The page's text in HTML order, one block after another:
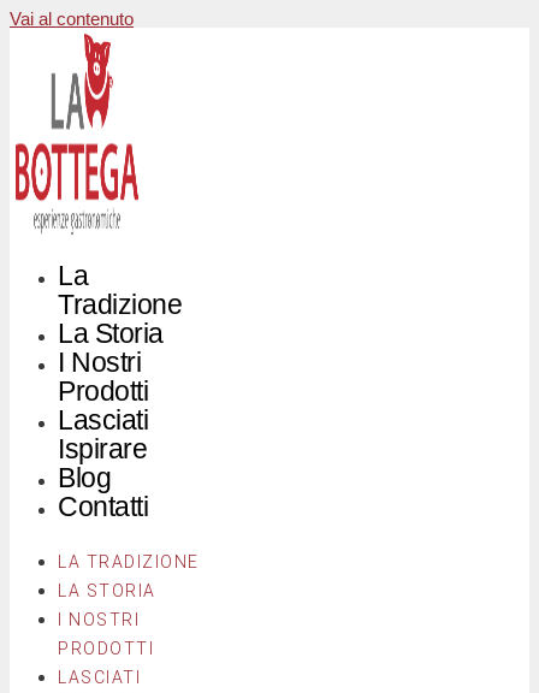
Vai al contenuto
La
Tradizione
La Storia
I Nostri
Prodotti
Lasciati
Ispirare
Blog
Contatti
LA TRADIZIONE
LA STORIA
I NOSTRI
PRODOTTI
LASCIATI